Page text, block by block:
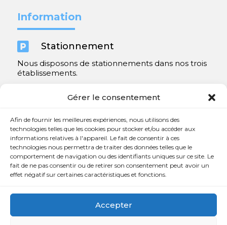
Gérer le consentement
Afin de fournir les meilleures expériences, nous utilisons des
technologies telles que les cookies pour stocker et/ou accéder aux
informations relatives à l'appareil. Le fait de consentir à ces
technologies nous permettra de traiter des données telles que le
comportement de navigation ou des identifiants uniques sur ce site. Le
fait de ne pas consentir ou de retirer son consentement peut avoir un
effet négatif sur certaines caractéristiques et fonctions.
Accepter
Information
 Stationnement
Nous disposons de stationnements dans nos trois
établissements.
Contact
 450 654-3342
 info@charlesrajotte.com
765, rue Notre-Dame